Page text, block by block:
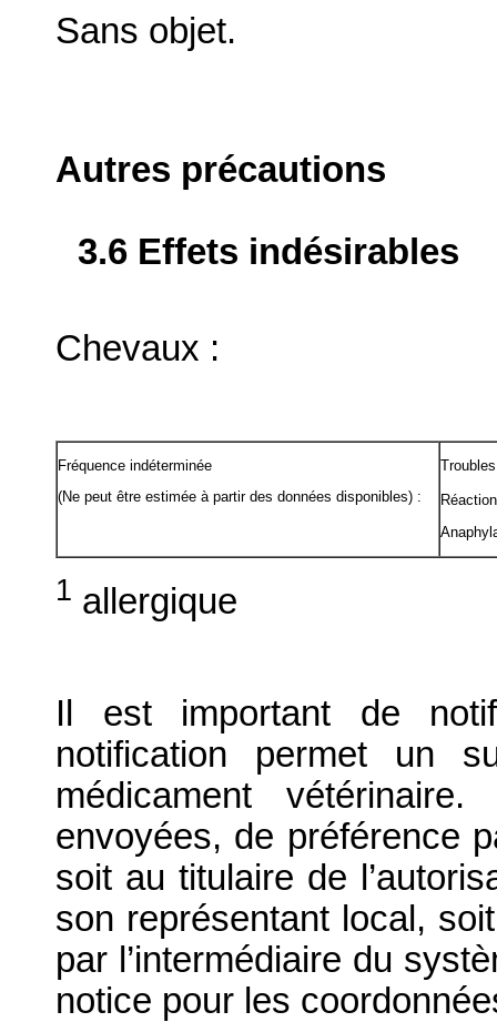
Sans objet.
Autres précautions
3.6 Effets indésirables
Chevaux :
Fréquence indéterminée
(Ne peut être estimée à partir des données disponibles) :
1 allergique
Il est important de
notification permet un
médicament
envoyées, de préférence
soit au titulaire de
son représentant local,
par l’intermédiaire du
notice pour les